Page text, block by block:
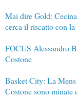
Mai dire Gold:
cerca il riscatto con
FOCUS Alessandro
Costone
Basket City: La
Costone sono minate